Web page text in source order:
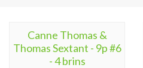
Canne Thomas &
Thomas Sextant - 9p #6
- 4 brins